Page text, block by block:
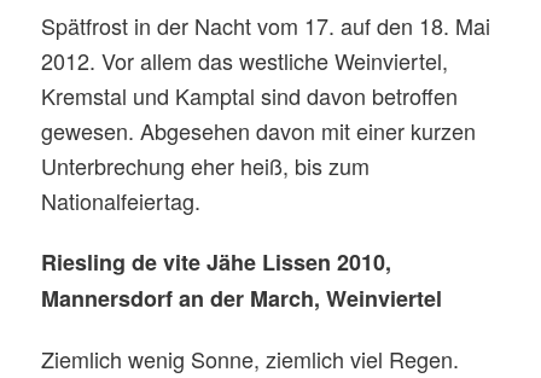
Spätfrost in der Nacht vom 17. auf den 18. Mai
2012. Vor allem das westliche Weinviertel,
Kremstal und Kamptal sind davon betroffen
gewesen. Abgesehen davon mit einer kurzen
Unterbrechung eher heiß, bis zum
Nationalfeiertag.
Riesling de vite Jähe Lissen 2010,
Mannersdorf an der March, Weinviertel
Ziemlich wenig Sonne, ziemlich viel Regen.